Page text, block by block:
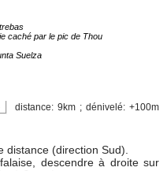
caché par le pic de Thou
Suelza
distance: 9km ; dénivelé: +100m
(direction Sud).
descendre à droite sur